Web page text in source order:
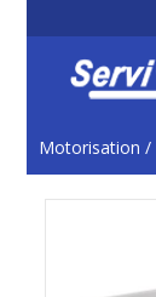
Motorisation /